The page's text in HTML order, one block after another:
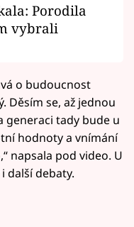
Porodila
vybrali
o budoucnost
Děsím se, až jednou
generaci tady bude u
hodnoty a vnímání
napsala pod video. U
další debaty.